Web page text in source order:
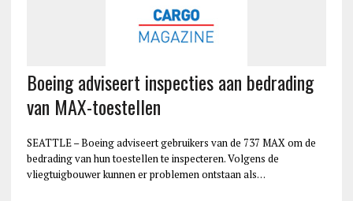
Boeing adviseert inspecties aan bedrading
van MAX-toestellen
SEATTLE – Boeing adviseert gebruikers van de 737 MAX om de
bedrading van hun toestellen te inspecteren. Volgens de
vliegtuigbouwer kunnen er problemen ontstaan als…